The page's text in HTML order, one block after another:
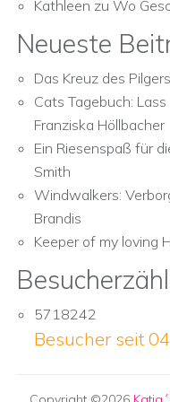
Kathleen zu Wo
Neueste
Das Kreuz des
Cats Tagebuch:
Franziska Höllbacher
Ein Riesenspaß für
Smith
Windwalkers:
Brandis
Keeper of my loving
5718242
Besucher seit